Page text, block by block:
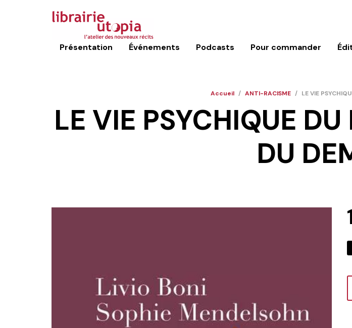
Présentation Événements Podcasts Pour commander
Accueil / ANTI-RACISME / LE VIE
LE VIE PSYCHIQUE
DU